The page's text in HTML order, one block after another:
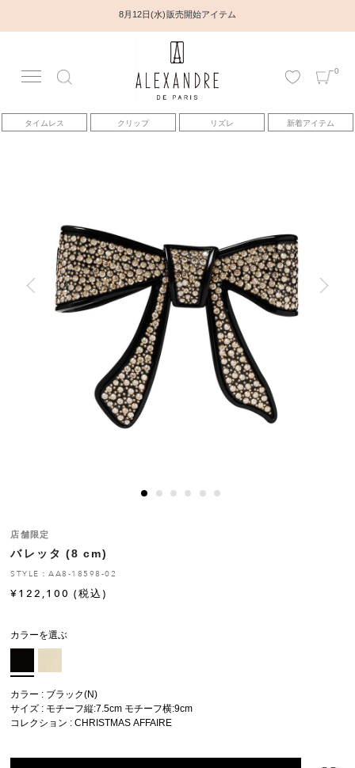
8月12日(水) 販売開始アイテム
0
タイムレス クリップ リズレ 新着アイテム
アカウント
アイテム
コレクション
トピックス
ヘアアレンジ動画
クラフトマンシップ
お修理について
店舗限定
バレッタ (8 cm)
STYLE：AA8-18598-02
¥ 122,100 (税込)
カラーを選ぶ
カラー : ブラック(N)
サイズ : モチーフ縦:7.5cm モチーフ横:9cm
コレクション :CHRISTMAS AFFAIRE